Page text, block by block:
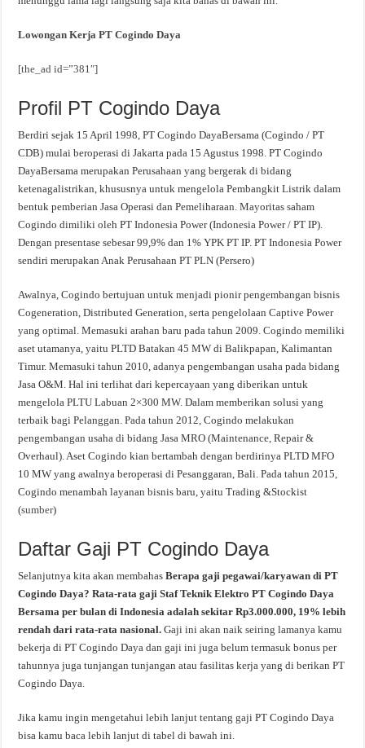
Lowongan Kerja PT Cogindo Daya
[the_ad id=”381″]
Profil PT Cogindo Daya
Berdiri sejak 15 April 1998, PT Cogindo DayaBersama (Cogindo / PT
CDB) mulai beroperasi di Jakarta pada 15 Agustus 1998. PT Cogindo
DayaBersama merupakan Perusahaan yang bergerak di bidang
ketenagalistrikan, khususnya untuk mengelola Pembangkit Listrik dalam
bentuk pemberian Jasa Operasi dan Pemeliharaan. Mayoritas saham
Cogindo dimiliki oleh PT Indonesia Power (Indonesia Power / PT IP).
Dengan presentase sebesar 99,9% dan 1% YPK PT IP. PT Indonesia Power
sendiri merupakan Anak Perusahaan PT PLN (Persero)
Awalnya, Cogindo bertujuan untuk menjadi pionir pengembangan bisnis
Cogeneration, Distributed Generation, serta pengelolaan Captive Power
yang optimal. Memasuki arahan baru pada tahun 2009. Cogindo memiliki
aset utamanya, yaitu PLTD Batakan 45 MW di Balikpapan, Kalimantan
Timur. Memasuki tahun 2010, adanya pengembangan usaha pada bidang
Jasa O&M. Hal ini terlihat dari kepercayaan yang diberikan untuk
mengelola PLTU Labuan 2×300 MW. Dalam memberikan solusi yang
terbaik bagi Pelanggan. Pada tahun 2012, Cogindo melakukan
pengembangan usaha di bidang Jasa MRO (Maintenance, Repair &
Overhaul). Aset Cogindo kian bertambah dengan berdirinya PLTD MFO
10 MW yang awalnya beroperasi di Pesanggaran, Bali. Pada tahun 2015,
Cogindo menambah layanan bisnis baru, yaitu Trading &Stockist
(sumber)
Daftar Gaji PT Cogindo Daya
Selanjutnya kita akan membahasBerapa gaji pegawai/karyawan di PT
Cogindo Daya? Rata-rata gaji Staf Teknik Elektro PT Cogindo Daya
Bersama per bulan di Indonesia adalah sekitar Rp3.000.000, 19% lebih
rendah dari rata-rata nasional. Gaji ini akan naik seiring lamanya kamu
bekerja di PT Cogindo Daya dan gaji ini juga belum termasuk bonus per
tahunnya juga tunjangan tunjangan atau fasilitas kerja yang di berikan PT
Cogindo Daya.
Jika kamu ingin mengetahui lebih lanjut tentang gaji PT Cogindo Daya
bisa kamu baca lebih lanjut di tabel di bawah ini.